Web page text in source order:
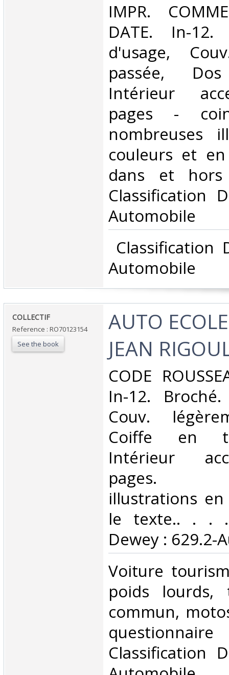
‎IMPR.
DATE. In-
d'usage,
passée,
Intérieur
pages -
nombreuses
couleurs et
dans et
Classification
Automobile‎
Classification
Automobile‎
‎COLLECTIF‎
Reference : RO70123154
See the book
‎AUTO
JEAN
‎CODE
In-12.
Couv.
Coiffe en
Intérieur
pages.
illustrations
le texte.. . . .
Dewey : 629.2-
‎Voiture
poids lourds,
commun,
Classification